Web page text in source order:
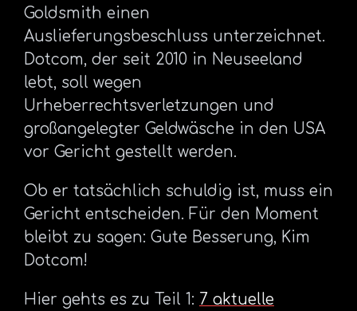
Goldsmith einen
Auslieferungsbeschluss unterzeichnet.
Dotcom, der seit 2010 in Neuseeland
lebt, soll wegen
Urheberrechtsverletzungen und
großangelegter Geldwäsche in den USA
vor Gericht gestellt werden.
Ob er tatsächlich schuldig ist, muss ein
Gericht entscheiden. Für den Moment
bleibt zu sagen: Gute Besserung, Kim
Dotcom!
Hier gehts es zu Teil 1: 7 aktuelle